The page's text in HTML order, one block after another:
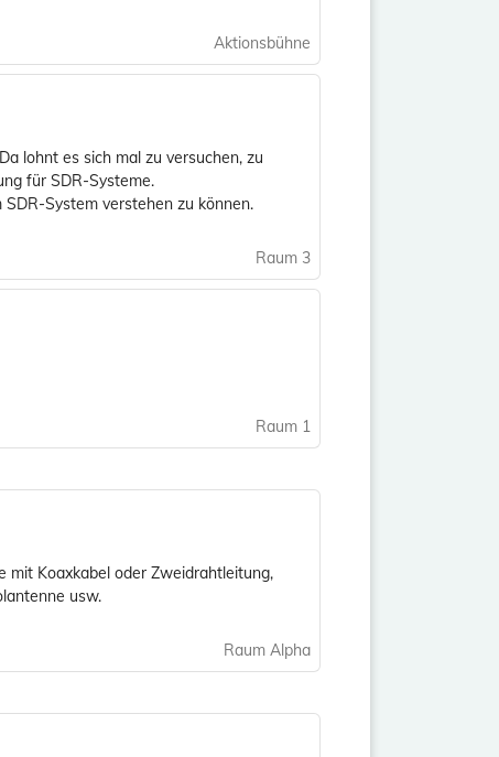
Aktionsbühne
lohnt es sich mal zu versuchen, zu
für SDR-Systeme.
System verstehen zu können.
Raum 3
Raum 1
mit Koaxkabel oder Zweidrahtleitung,
usw.
Raum Alpha